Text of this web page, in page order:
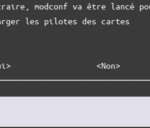
modconf va être lancé
les pilotes des cartes
<Non>